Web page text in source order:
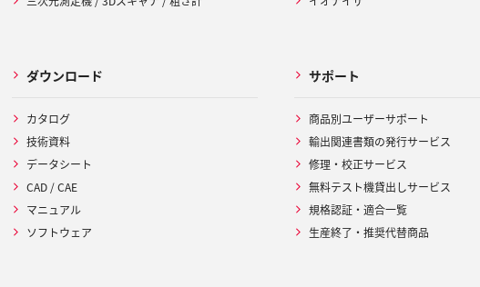
ダウンロード
カタログ
技術資料
データシート
CAD / CAE
マニュアル
ソフトウェア
サポート
商品別ユーザーサポート
輸出関連書類の発行サービス
修理・校正サービス
無料テスト機貸出しサービス
規格認証・適合一覧
生産終了・推奨代替商品